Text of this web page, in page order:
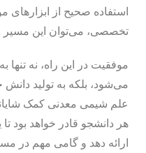
استفاده صحیح از ابزارهای
تخصصی، می‌توان این مسیر
موفقیت در این راه، نه
می‌شود، بلکه به تولید
علم شیمی معدنی کمک
هر دانشجو قادر خواهد بود
ارائه دهد و گامی مهم در